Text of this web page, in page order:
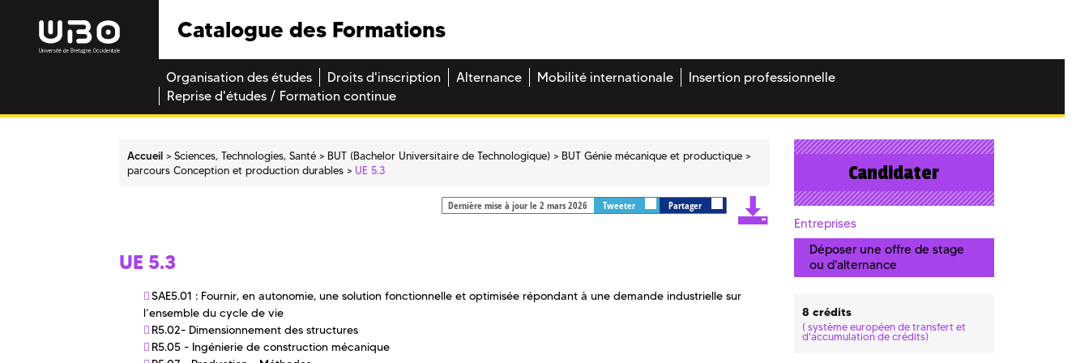
Catalogue des Formations
Organisation des études Droits d'inscription Alternance Mobilité internationale
Insertion professionnelle
Reprise d'études / Formation continue
Accueil Sciences, Technologies, Santé BUT (Bachelor Universitaire de Technologique)
BUT Génie mécanique et productique
parcours Conception et production durables
UE 5.3
Dernière mise à jour le 2 mars 2026 Tweeter Partager
UE 5.3
SAE5.01 : Fournir, en autonomie, une solution fonctionnelle et optimisée répondant à une demande industrielle sur
l’ensemble du cycle de vie
R5.02- Dimensionnement des structures
R5.05 - Ingénierie de construction mécanique
Candidater
Entreprises
Déposer une offre de stage
ou d'alternance
8 crédits
( système européen de transfert et
d'accumulation de crédits)